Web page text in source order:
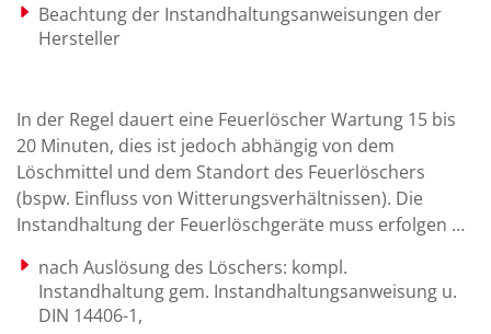
Beachtung der Instandhaltungsanweisungen der
Hersteller
In der Regel dauert eine Feuerlöscher Wartung 15 bis
20 Minuten, dies ist jedoch abhängig von dem
Löschmittel und dem Standort des Feuerlöschers
(bspw. Einfluss von Witterungsverhältnissen). Die
Instandhaltung der Feuerlöschgeräte muss erfolgen …
nach Auslösung des Löschers: kompl.
Instandhaltung gem. Instandhaltungsanweisung u.
DIN 14406-1,